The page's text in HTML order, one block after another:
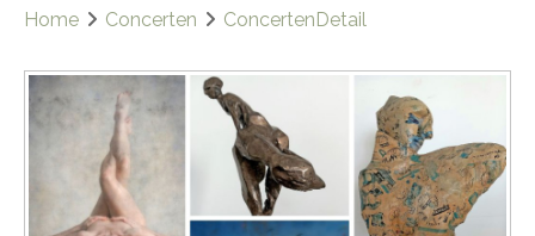
Home Concerten ConcertenDetail